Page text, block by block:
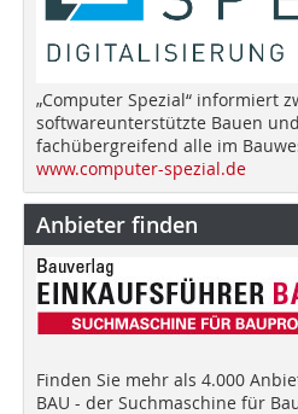
„Computer Spezial“ informiert
softwareunterstützte Bauen
fachübergreifend alle im
www.computer-spezial.de
Anbieter finden
Finden Sie mehr als 4.000
BAU - der Suchmaschine für